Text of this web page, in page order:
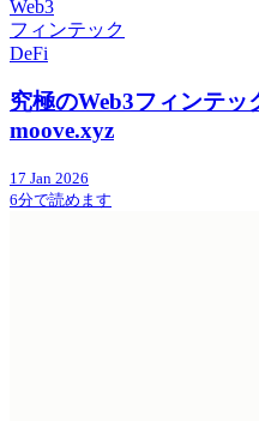
Web3
フィンテック
DeFi
究極のWeb3フィンテッ
moove.xyz
17 Jan 2026
6分で読めます